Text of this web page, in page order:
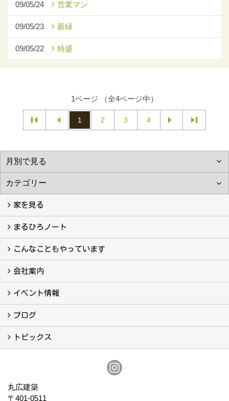
09/05/24 営業マン
09/05/23 新緑
09/05/22 特盛
1ページ （全4ページ中）
1 2 3 4
家を見る
フォトギャラリー
現場レポート
完工事例
お客様の声
まるひろノート
真っ直ぐの家づくり
自慢の大工たち
こだわりの自然素材
快適な家のエッセンス
注文住宅ができるまで
こんなこともやっています
こんなこともやっています
会社案内
会社案内
まるひろの人
スタッフ紹介
プライバシーポリシー
イベント情報
イベント予告
イベント報告
ブログ
ブログ
トピックス
丸広建築
〒401-0511